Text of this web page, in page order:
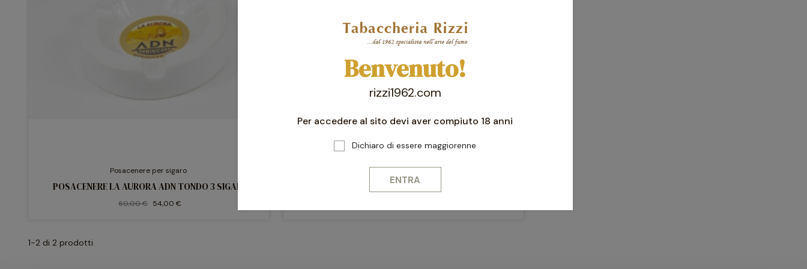
Posacenere per sigaro
POSACENERE LA AURORA ADN TONDO 3 SIGARI
60,00 € 54,00 €
Posacenere per sigaro
POSACENERE LA AURORA RETTANGOLARE 4 SIGARI
1-2 di 2 prodotti
Benvenuto!
rizzi1962.com
Per accedere al sito devi aver compiuto 18 anni
Dichiaro di essere maggiorenne
ENTRA